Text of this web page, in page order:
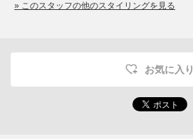
» このスタッフの他のスタイリングを見る
お気に入り